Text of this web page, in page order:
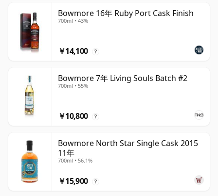
Bowmore 16年 Ruby Port Cask Finish
700ml • 43%
￥14,100 ?
Bowmore 7年 Living Souls Batch #2
700ml • 55%
￥10,800 ?
Bowmore North Star Single Cask 2015
11年
700ml • 56.1%
￥15,900 ?